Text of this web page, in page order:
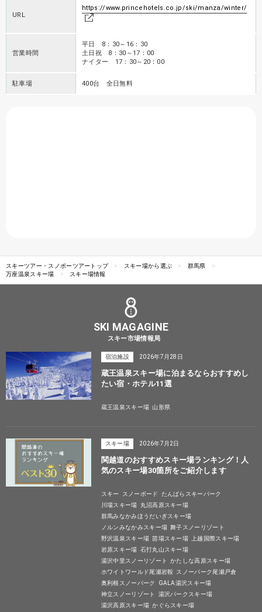
URL
https://www.princehotels.co.jp/ski/manza/winter/
営業時間
平日 8：30～16：30
土日祝 8：30～17：00
ナイター 17：30～20：00
駐車場 400台 全日無料
スキーツアー・スノボーツアートップ スキー場から選ぶ
群馬県
万座温泉スキー場
スキー場情報
SKI MAGAGINE
スキー市場情報局
宿泊施設 2026年7月28日
蔵王温泉スキー場に泊まるならおすすめし
たい宿・ホテル11選
蔵王温泉スキー場 山形県
スキー場 2026年7月2日
関越道のおすすめスキー場ランキング！人
気のスキー場30箇所をご紹介します
スキー スノーボード
たんばらスキーパーク
川場スキー場
丸沼高原スキー場
群馬みなかみほうだいぎスキー場
ノルンみなかみスキー場 舞子スノーリゾート
野沢温泉スキー場 苗場スキー場
上越国際スキー場
岩原スキー場 石打丸山スキー場
湯沢中里スノーリゾート
かたしな高原スキー場
ホワイトワールド尾瀬岩鞍 スノーパーク尾瀬戸倉
奥利根スノーパーク
GALA湯沢スキー場
神立スノーリゾート
湯沢パークスキー場
湯沢高原スキー場 かぐらスキー場